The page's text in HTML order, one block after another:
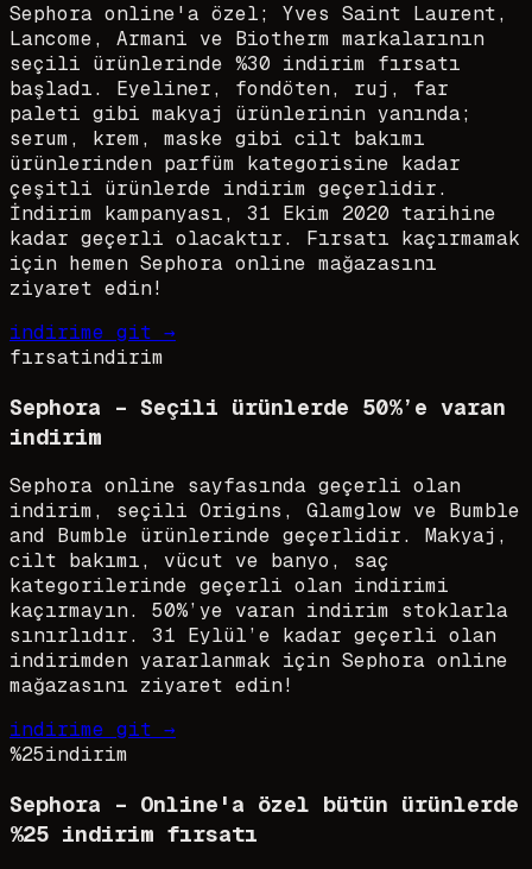
Sephora online'a özel; Yves Saint Laurent,
Lancome, Armani ve Biotherm markalarının
seçili ürünlerinde %30 indirim fırsatı
başladı. Eyeliner, fondöten, ruj, far
paleti gibi makyaj ürünlerinin yanında;
serum, krem, maske gibi cilt bakımı
ürünlerinden parfüm kategorisine kadar
çeşitli ürünlerde indirim geçerlidir.
İndirim kampanyası, 31 Ekim 2020 tarihine
kadar geçerli olacaktır. Fırsatı kaçırmamak
için hemen Sephora online mağazasını
ziyaret edin!
indirime git →
fırsatindirim
Sephora – Seçili ürünlerde 50%’e varan
indirim
Sephora online sayfasında geçerli olan
indirim, seçili Origins, Glamglow ve Bumble
and Bumble ürünlerinde geçerlidir. Makyaj,
cilt bakımı, vücut ve banyo, saç
kategorilerinde geçerli olan indirimi
kaçırmayın. 50%’ye varan indirim stoklarla
sınırlıdır. 31 Eylül’e kadar geçerli olan
indirimden yararlanmak için Sephora online
mağazasını ziyaret edin!
indirime git →
%25indirim
Sephora – Online'a özel bütün ürünlerde
%25 indirim fırsatı